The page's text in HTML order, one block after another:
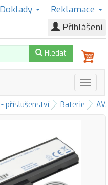
Doklady
Reklamace
Přihlášení
Hledat
příslušenství Baterie